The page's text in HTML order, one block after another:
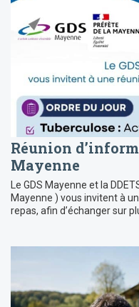
Réunion
Mayenne
Le GDS Mayenne et la
Mayenne ) vous invitent à
repas, afin d’échanger sur